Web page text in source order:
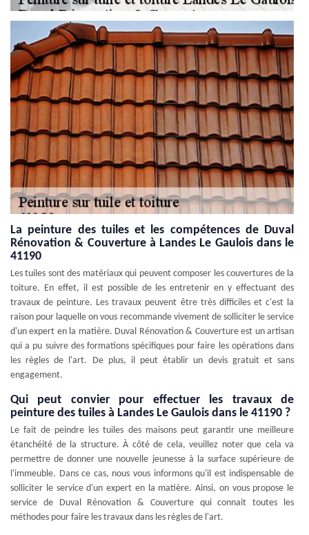
La peinture des tuiles et les compétences de Duval
Rénovation & Couverture à Landes Le Gaulois dans le
41190
Les tuiles sont des matériaux qui peuvent composer les couvertures de la
toiture. En effet, il est possible de les entretenir en y effectuant des
travaux de peinture. Les travaux peuvent être très difficiles et c'est la
raison pour laquelle on vous recommande vivement de solliciter le service
d'un expert en la matière. Duval Rénovation & Couverture est un artisan
qui a pu suivre des formations spécifiques pour faire les opérations dans
les règles de l'art. De plus, il peut établir un devis gratuit et sans
engagement.
Qui peut convier pour effectuer les travaux de
peinture des tuiles à Landes Le Gaulois dans le 41190 ?
Le fait de peindre les tuiles des maisons peut garantir une meilleure
étanchéité de la structure. À côté de cela, veuillez noter que cela va
permettre de donner une nouvelle jeunesse à la surface supérieure de
l'immeuble. Dans ce cas, nous vous informons qu'il est indispensable de
solliciter le service d'un expert en la matière. Ainsi, on vous propose le
service de Duval Rénovation & Couverture qui connait toutes les
méthodes pour faire les travaux dans les règles de l'art.